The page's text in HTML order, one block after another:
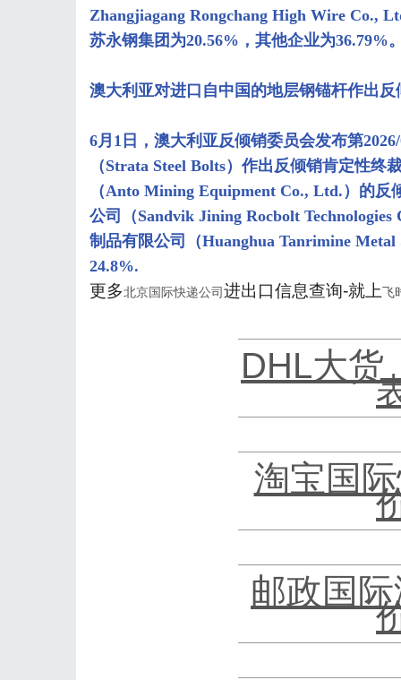
Zhangjiagang Rongchang High Wire Co.,
苏永钢集团为20.56%，其他企业为36.79%
澳大利亚对进口自中国的地层钢锚杆作出反
6月1日，澳大利亚反倾销委员会发布第
（Strata Steel Bolts）作出反倾销肯定性
（Anto Mining Equipment Co., Ltd.）的
公司（Sandvik Jining Rocbolt
制品有限公司（Huanghua Tanrimine
24.8%.
更多北京国际快递公司进出口信息查询-就上飞
DHL大货
淘宝国
邮政国